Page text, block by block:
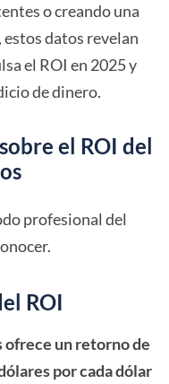
o creando una
datos revelan
el ROI en 2025 y
de dinero.
el ROI del
profesional del
ROI
ofrece un retorno de
por cada dólar